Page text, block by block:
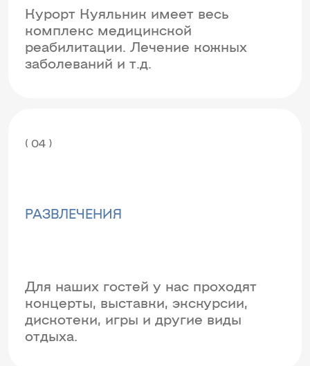
Курорт Куяльник имеет весь
комплекс медицинской
реабилитации. Лечение кожных
заболеваний и т.д.
( 04 )
РАЗВЛЕЧЕНИЯ
Для наших гостей у нас проходят
концерты, выставки, экскурсии,
дискотеки, игры и другие виды
отдыха.